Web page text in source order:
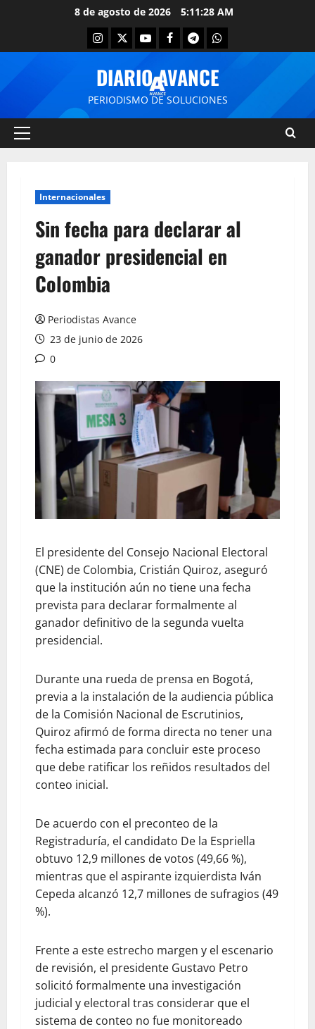
8 de agosto de 2026 5:11:29 AM
DIARIO AVANCE
PERIODISMO DE SOLUCIONES
Internacionales
Sin fecha para declarar al
ganador presidencial en
Colombia
Periodistas Avance
23 de junio de 2026
0
El presidente del Consejo Nacional Electoral
(CNE) de Colombia, Cristián Quiroz, aseguró
que la institución aún no tiene una fecha
prevista para declarar formalmente al
ganador definitivo de la segunda vuelta
presidencial.
Durante una rueda de prensa en Bogotá,
previa a la instalación de la audiencia pública
de la Comisión Nacional de Escrutinios,
Quiroz afirmó de forma directa no tener una
fecha estimada para concluir este proceso
que debe ratificar los reñidos resultados del
conteo inicial.
De acuerdo con el preconteo de la
Registraduría, el candidato De la Espriella
obtuvo 12,9 millones de votos (49,66 %),
mientras que el aspirante izquierdista Iván
Cepeda alcanzó 12,7 millones de sufragios (49
%).
Frente a este estrecho margen y el escenario
de revisión, el presidente Gustavo Petro
solicitó formalmente una investigación
judicial y electoral tras considerar que el
sistema de conteo no fue monitoreado